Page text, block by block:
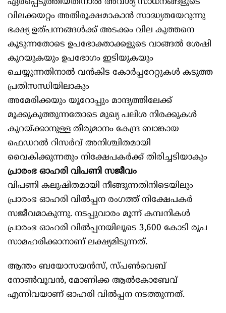
വിലക്കയറ്റം അതിരൂക്ഷമാകാൻ സാദ്ധ്യതയേറുന്നു
ഭക്ഷ്യ ഉത്പന്നങ്ങള്‍ക്ക് അടക്കം വില കുത്തനെ
കൂടുന്നതോടെ ഉപഭോക്താക്കളുടെ വാങ്ങല്‍ ശേഷി
കുറയുകയും ഉപഭോഗം ഇടിയുകയും
ചെയ്യുന്നതിനാല്‍ വൻകിട കോർപ്പറേറ്റുകള്‍ കടുത്ത
പ്രതിസന്ധിയിലാകും
അമേരിക്കയും യൂറോപ്പും മാന്ദ്യത്തിലേക്ക്
മൂക്കുകുത്തുന്നതോടെ മുഖ്യ പലിശ നിരക്കുകള്‍
കുറയ്ക്കാനുള്ള തീരുമാനം കേന്ദ്ര ബാങ്കായ
ഫെഡറല്‍ റിസർവ് അനിശ്ചിതമായി
വൈകിക്കുന്നതും നിക്ഷേപകർക്ക് തിരിച്ചടിയാകും
പ്രാരംഭ ഓഹരി വിപണി സജീവം
വിപണി കലുഷിതമായി നീങ്ങുന്നതിനിടെയിലും
പ്രാരംഭ ഓഹരി വില്‍പ്പന രംഗത്ത് നിക്ഷേപകർ
സജീവമാകുന്നു. നടപ്പുവാരം മൂന്ന് കമ്പനികള്‍
പ്രാരംഭ ഓഹരി വില്‍പ്പനയിലൂടെ 3,600 കോടി രൂപ
സാമഹരിക്കാനാണ് ലക്ഷ്യമിടുന്നത്.
ആന്തം ബയോസയൻസ്, സ്‌പണ്‍വെബ്
നോണ്‍വൂവൻ, മോണിക്ക ആല്‍കോബേവ്
എന്നിവയാണ് ഓഹരി വില്‍പ്പന നടത്തുന്നത്.